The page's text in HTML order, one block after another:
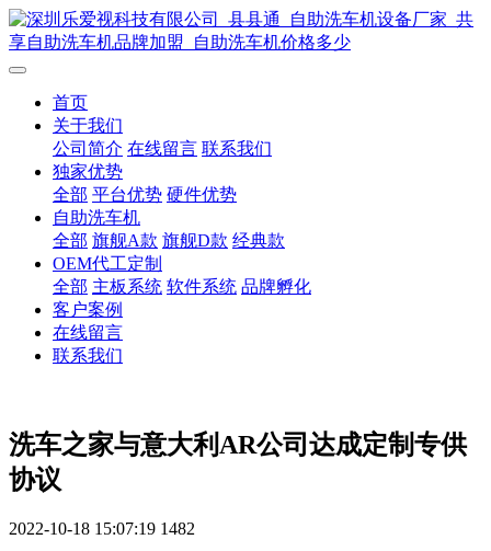
首页
关于我们
公司简介 在线留言 联系我们
独家优势
全部 平台优势 硬件优势
自助洗车机
全部 旗舰A款 旗舰D款 经典款
OEM代工定制
全部 主板系统 软件系统 品牌孵化
客户案例
在线留言
联系我们
洗车之家与意大利AR公司达成定制专供
协议
2022-10-18 15:07:19 1482